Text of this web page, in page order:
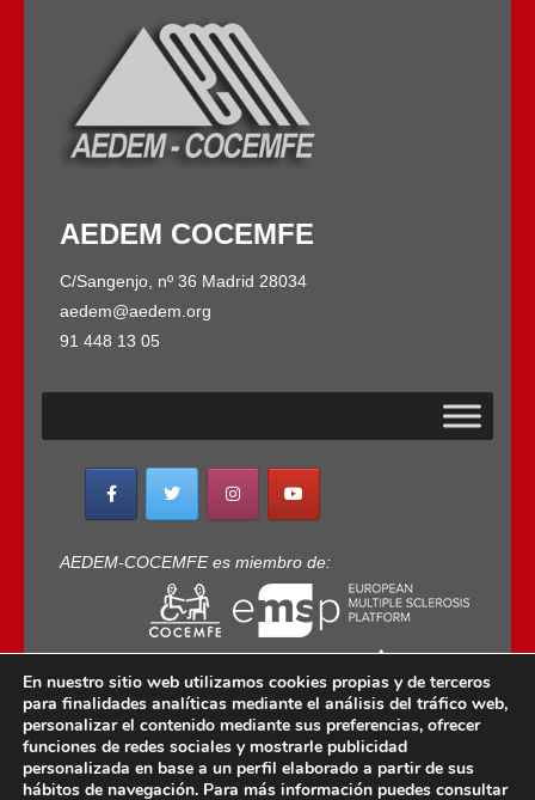
AEDEM COCEMFE
C/Sangenjo, nº 36 Madrid 28034
aedem@aedem.org
91 448 13 05
AEDEM-COCEMFE es miembro de:
Copyright © 2022 · AEDEM-Asociación española de
En nuestro sitio web utilizamos cookies propias y de terceros
para finalidades analíticas mediante el análisis del tráfico web,
personalizar el contenido mediante sus preferencias, ofrecer
funciones de redes sociales y mostrarle publicidad
personalizada en base a un perfil elaborado a partir de sus
hábitos de navegación. Para más información puedes consultar